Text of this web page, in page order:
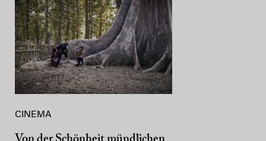
CINEMA